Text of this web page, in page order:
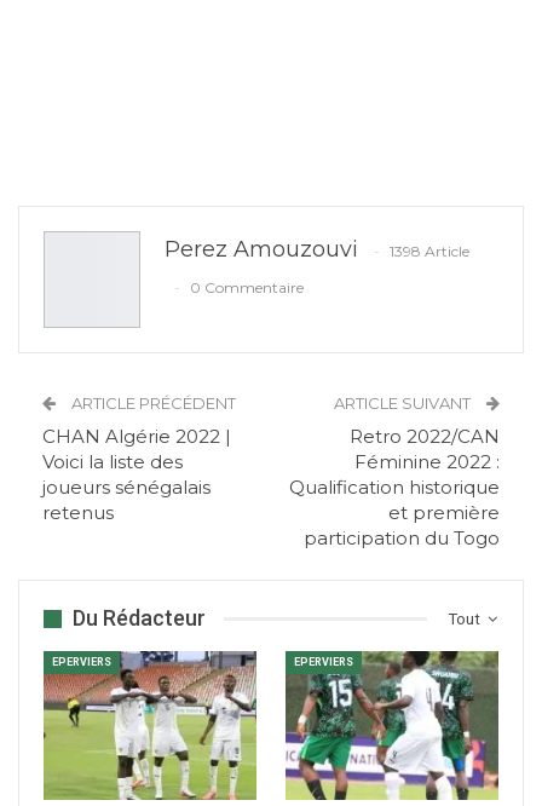
Perez Amouzouvi
1398 Article
0 Commentaire
ARTICLE PRÉCÉDENT
CHAN Algérie 2022 |
Voici la liste des
joueurs sénégalais
retenus
ARTICLE SUIVANT
Retro 2022/CAN
Féminine 2022 :
Qualification historique
et première
participation du Togo
Tout
Du Rédacteur
EPERVIERS EPERVIERS